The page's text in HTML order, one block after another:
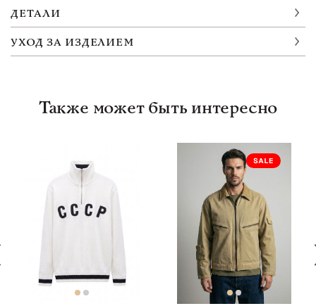
ДЕТАЛИ
УХОД ЗА ИЗДЕЛИЕМ
Также может быть интересно